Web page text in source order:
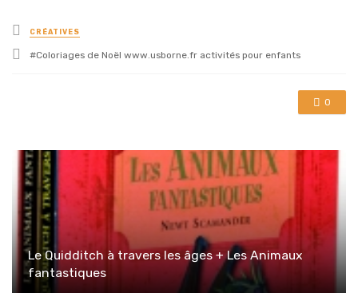
Posted
in
CRÉATIVES
Tagged
Coloriages de Noël www.usborne.fr activités pour enfants
0
Le Quidditch à travers les âges + Les Animaux
fantastiques